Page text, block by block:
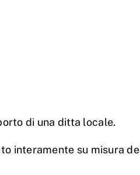
di una ditta locale.
interamente su misura